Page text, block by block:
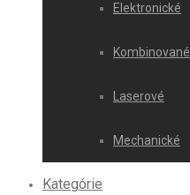
Elektronické
Kombinované
Laserové
Mechanické
Kategórie